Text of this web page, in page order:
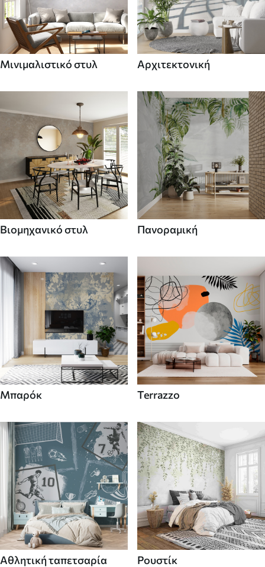
Μινιμαλιστικό στυλ Αρχιτεκτονική
Βιομηχανικό στυλ Πανοραμική
Μπαρόκ Terrazzo
Αθλητική ταπετσαρία Ρουστίκ